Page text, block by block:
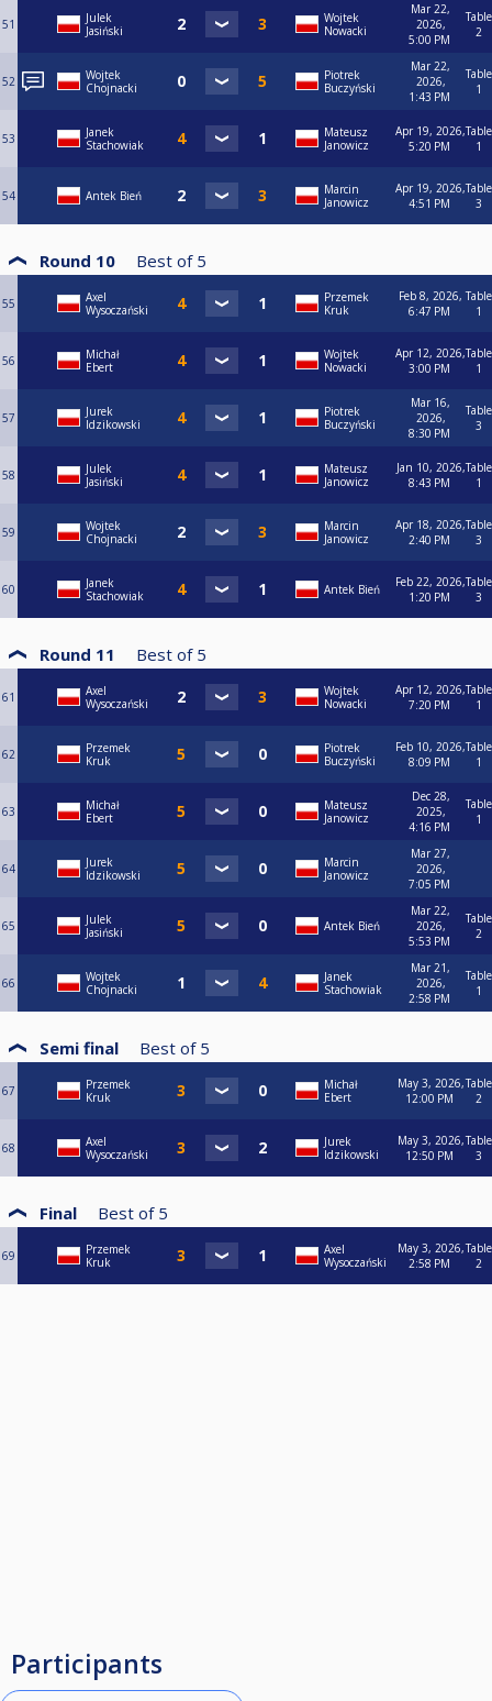
51
Julek
Jasiński
Wojtek
Nowacki
Mar 22,
2026,
5:00 PM
Table
2
52
Wojtek
Chojnacki
Piotrek
Buczyński
Mar 22,
2026,
1:43 PM
Table
1
53
Janek
Stachowiak
Mateusz
Janowicz
Apr 19, 2026,
5:20 PM
Table
1
54 Antek Bień
Marcin
Janowicz
Apr 19, 2026,
4:51 PM
Table
3
Round 10 Best of 5
55
Axel
Wysoczański
Przemek
Kruk
Feb 8, 2026,
6:47 PM
Table
1
56
Michał
Ebert
Wojtek
Nowacki
Apr 12, 2026,
3:00 PM
Table
1
57
Jurek
Idzikowski
Piotrek
Buczyński
Mar 16,
2026,
8:30 PM
Table
3
58
Julek
Jasiński
Mateusz
Janowicz
Jan 10, 2026,
8:43 PM
Table
1
59
Wojtek
Chojnacki
Marcin
Janowicz
Apr 18, 2026,
2:40 PM
Table
3
60
Janek
Stachowiak
Antek Bień
Feb 22, 2026,
1:20 PM
Table
3
Round 11 Best of 5
61
Axel
Wysoczański
Wojtek
Nowacki
Apr 12, 2026,
7:20 PM
Table
1
62
Przemek
Kruk
Piotrek
Buczyński
Feb 10, 2026,
8:09 PM
Table
1
63
Michał
Ebert
Mateusz
Janowicz
Dec 28,
2025,
4:16 PM
Table
1
64
Jurek
Idzikowski
Marcin
Janowicz
Mar 27,
2026,
7:05 PM
65
Julek
Jasiński
Antek Bień
Mar 22,
2026,
5:53 PM
Table
2
66
Wojtek
Chojnacki
Janek
Stachowiak
Mar 21,
2026,
2:58 PM
Table
1
Semi final Best of 5
67
Przemek
Kruk
Michał
Ebert
May 3, 2026,
12:00 PM
Table
2
68
Axel
Wysoczański
Jurek
Idzikowski
May 3, 2026,
12:50 PM
Table
3
Final Best of 5
69
Przemek
Kruk
Axel
Wysoczański
May 3, 2026,
2:58 PM
Table
2
Participants